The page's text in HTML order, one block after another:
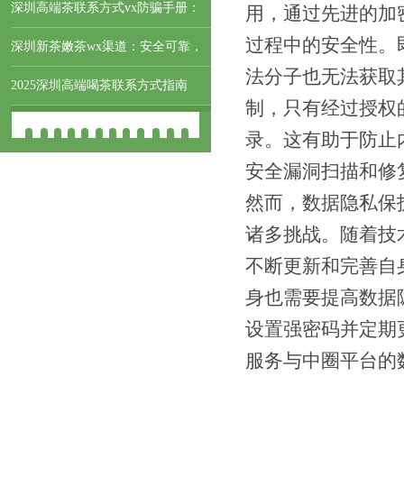
深圳高端茶联系方式vx防骗手册：
深圳新茶嫩茶wx渠道：安全可靠，
2025深圳高端喝茶联系方式指南
用，通过先进的
过程中的安全性。
法分子也无法获取
制，只有经过授权
录。这有助于防止
安全漏洞扫描和修
然而，数据隐私保
诸多挑战。随着技
不断更新和完善自
身也需要提高数据
设置强密码并定期
服务与中圈平台